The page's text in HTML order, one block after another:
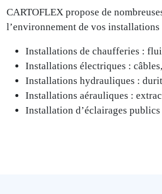
CARTOFLEX propose de
l’environnement de vos installations
Installations de chaufferies :
Installations électriques :
Installations hydrauliques :
Installations aérauliques :
Installation d’éclairages